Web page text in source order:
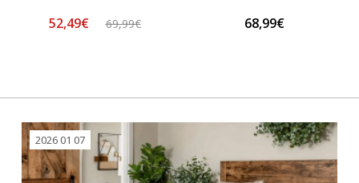
52,49€ 69,99€ 68,99€
2026 01 07